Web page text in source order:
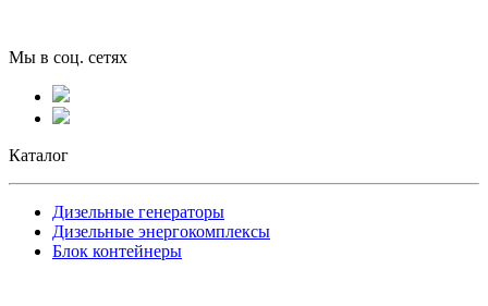
Мы в соц. сетях
Каталог
Дизельные генераторы
Дизельные энергокомплексы
Блок контейнеры